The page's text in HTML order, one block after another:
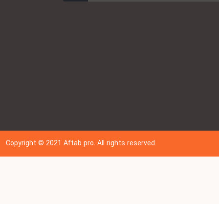
Copyright © 202 1Aftab pro. All rights reserved.